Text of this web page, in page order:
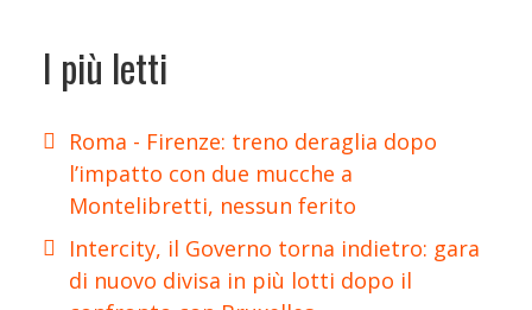
I più letti
Roma - Firenze: treno deraglia dopo
l’impatto con due mucche a
Montelibretti, nessun ferito
Intercity, il Governo torna indietro: gara
di nuovo divisa in più lotti dopo il